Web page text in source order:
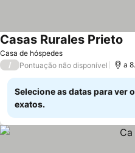
Casa de hóspedes
Casas Rurales Prieto
/ Pontuação não disponível a
Selecione as datas para ver
exatos.